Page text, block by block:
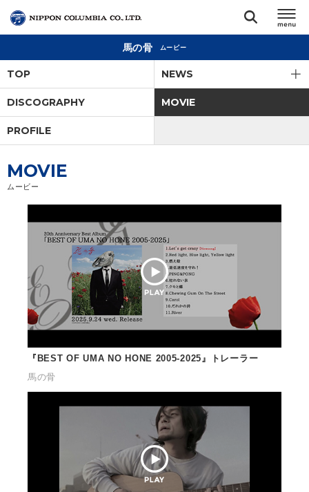
閉じる
アーティスト
ジャンル
オーディション
直営ショップ
サイトマップ
閉じる
馬の骨 ムービー
TOP NEWS
DISCOGRAPHY MOVIE
PROFILE
MOVIE
ムービー
『BEST OF UMA NO HONE 2005-2025』トレーラー
馬の骨